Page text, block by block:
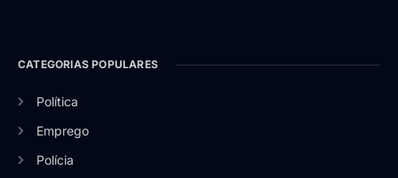
CATEGORIAS POPULARES
Política
Emprego
Polícia